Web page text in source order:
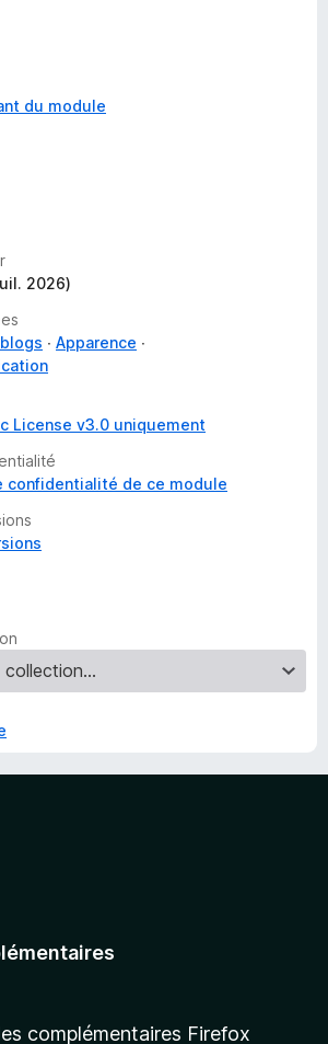
du module
2026)
Apparence
License v3.0 uniquement
confidentialité de ce module
complémentaires Firefox